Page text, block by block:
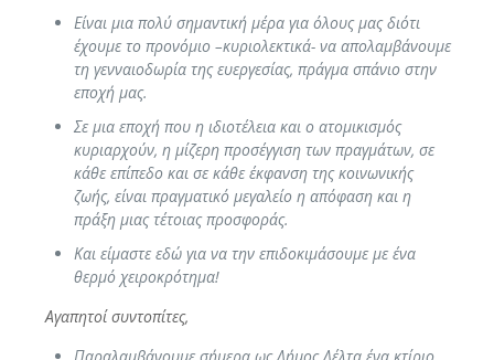
Είναι μια πολύ σημαντική μέρα για όλους μας διότι
έχουμε το προνόμιο –κυριολεκτικά- να απολαμβάνουμε
τη γενναιοδωρία της ευεργεσίας, πράγμα σπάνιο στην
εποχή μας.
Σε μια εποχή που η ιδιοτέλεια και ο ατομικισμός
κυριαρχούν, η μίζερη προσέγγιση των πραγμάτων, σε
κάθε επίπεδο και σε κάθε έκφανση της κοινωνικής
ζωής, είναι πραγματικό μεγαλείο η απόφαση και η
πράξη μιας τέτοιας προσφοράς.
Και είμαστε εδώ για να την επιδοκιμάσουμε με ένα
θερμό χειροκρότημα!
Αγαπητοί συντοπίτες,
Παραλαμβάνουμε σήμερα ως Δήμος Δέλτα ένα κτίριο